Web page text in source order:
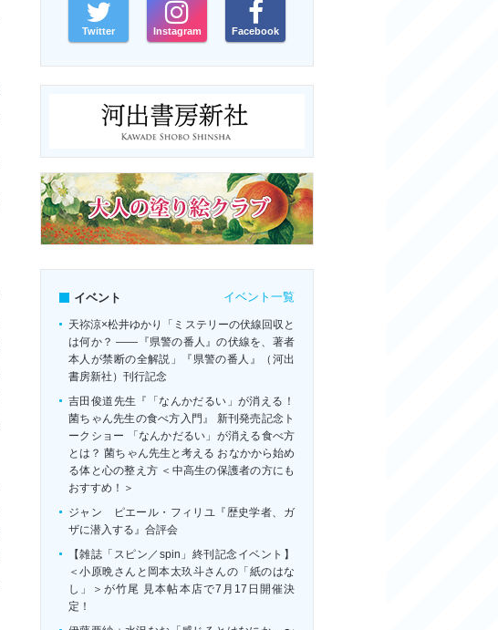
Twitter Instagram Facebook
イベント イベント一覧
天祢涼×松井ゆかり「ミステリーの伏線回収と
は何か？ ――『県警の番人』の伏線を、著者
本人が禁断の全解説」『県警の番人』（河出
書房新社）刊行記念
吉田俊道先生『「なんかだるい」が消える！
菌ちゃん先生の食べ方入門』 新刊発売記念ト
ークショー 「なんかだるい」が消える食べ方
とは？ 菌ちゃん先生と考える おなかから始め
る体と心の整え方 ＜中高生の保護者の方にも
おすすめ！＞
ジャン゠ピエール・フィリユ『歴史学者、ガ
ザに潜入する』合評会
【雑誌「スピン／spin」終刊記念イベント】
＜小原晩さんと岡本太玖斗さんの「紙のはな
し」＞が竹尾 見本帖本店で7月17日開催決
定！